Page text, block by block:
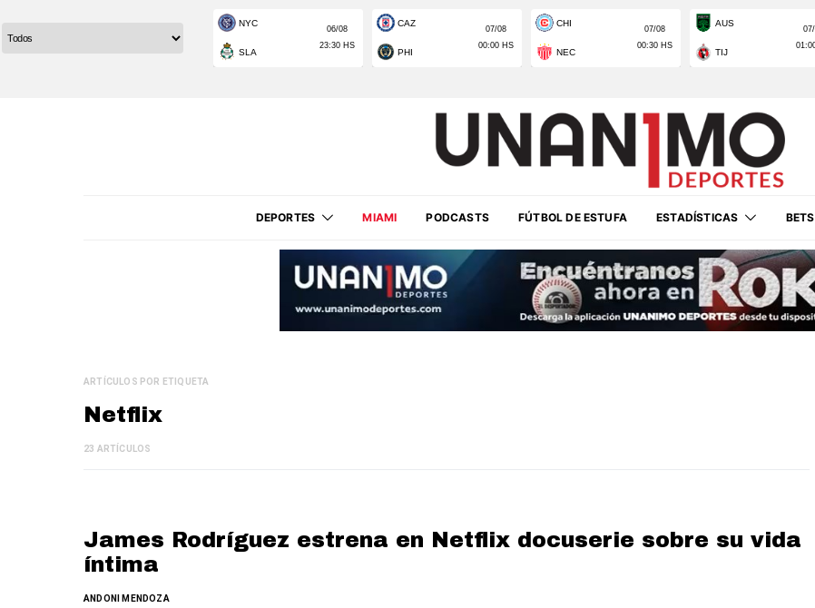
DEPORTES MIAMI PODCASTS FÚTBOL DE ESTUFA ESTADÍSTICAS BETS
ARTÍCULOS POR ETIQUETA
Netflix
23 ARTÍCULOS
James Rodríguez estrena en Netflix docuserie sobre su vida
íntima
ANDONI MENDOZA